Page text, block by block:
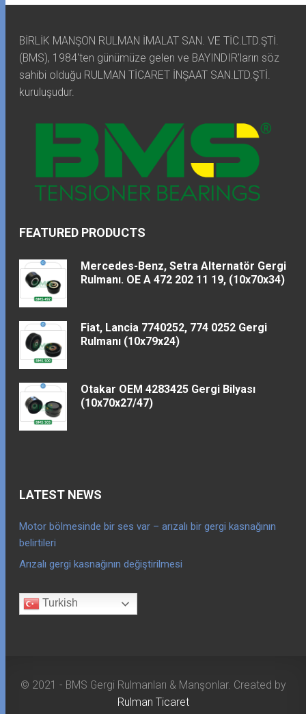
BİRLİK MANŞON RULMAN İMALAT SAN. VE TİC.LTD.ŞTİ.
(BMS), 1984'ten günümüze gelen ve BAYINDIR'ların söz
sahibi olduğu RULMAN TİCARET İNŞAAT SAN.LTD.ŞTİ.
kuruluşudur.
FEATURED PRODUCTS
Mercedes-Benz, Setra Alternatör Gergi
Rulmanı. OE A 472 202 11 19, (10x70x34)
Fiat, Lancia 7740252, 774 0252 Gergi
Rulmanı (10x79x24)
Otakar OEM 4283425 Gergi Bilyası
(10x70x27/47)
LATEST NEWS
Motor bölmesinde bir ses var – arızalı bir gergi kasnağının
belirtileri
Arızalı gergi kasnağının değiştirilmesi
Turkish
© 2021 - BMS Gergi Rulmanları & Manşonlar. Created by
Rulman Ticaret